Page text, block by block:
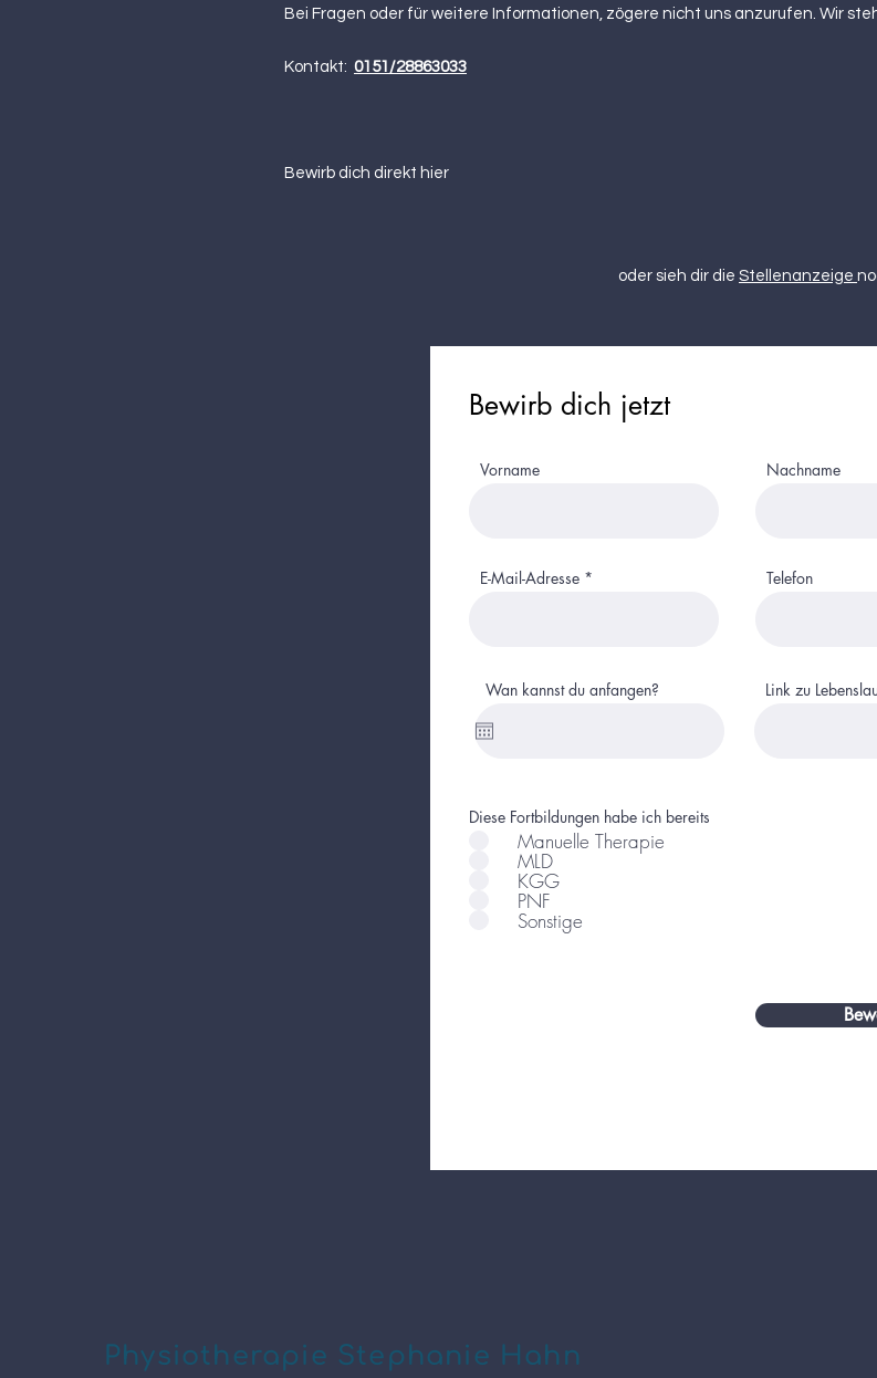
Bei Fragen oder für weitere Informationen, zögere nicht uns anzurufen. Wir
Kontakt: 0151/28863033
Bewirb dich direkt hier
oder sieh dir die Stellenanzeige
Bewirb dich jetzt
Vorname Nachname
E-Mail-Adresse Telefon
Wan kannst du anfangen? Link zu
Diese Fortbildungen habe ich bereits
Manuelle Therapie
MLD
KGG
PNF
Sonstige
Physiotherapie Stephanie Hahn